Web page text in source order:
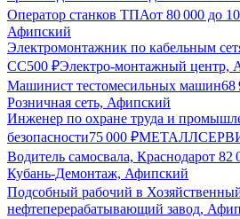
Оператор станков ТПАот 80 000 до
Афипский
Электромонтажник по кабельным
СС500 ₽Электро-монтажный центр,
Машинист тестомесильных машин68
Розничная сеть, Афипский
Инженер по охране труда и
безопасности75 000 ₽
Водитель самосвала, Краснодарот 82
Кубань-Демонтаж, Афипский
Подсобный рабочий в
нефтеперерабатывающий завод,